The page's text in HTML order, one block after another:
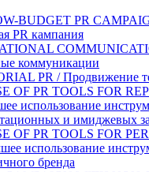
BUDGET PR
PR кампания
коммуникации
PR / Продвижение
OF PR TOOLS FOR
использование
и имиджевых
OF PR TOOLS FOR
использование
бренда